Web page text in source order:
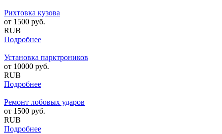
Рихтовка кузова
от 1500 руб.
RUB
Подробнее
Установка парктроников
от 10000 руб.
RUB
Подробнее
Ремонт лобовых ударов
от 1500 руб.
RUB
Подробнее